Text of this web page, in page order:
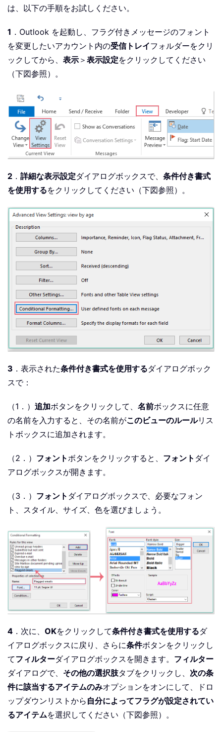
は、以下の手順をお試しください。
1 ．Outlook を起動し、フラグ付きメッセージのフォント
を変更したいアカウント内の受信トレイフォルダーをクリ
ックしてから、 表示 ＞ 表示設定をクリックしてください
（下図参照）。
2 ． 詳細な表示設定ダイアログボックスで、 条件付き書式
を使用するをクリックしてください（下図参照）。
3 ．表示された条件付き書式を使用するダイアログボック
スで：
（1．） 追加ボタンをクリックして、 名前ボックスに任意
の名前を入力すると、その名前がこのビューのルールリス
トボックスに追加されます。
（2．） フォントボタンをクリックすると、 フォント ダイ
アログボックスが開きます。
（3．） フォント ダイアログボックスで、必要なフォン
ト、スタイル、サイズ、色を選びましょう。
4 ．次に、 OKをクリックして条件付き書式を使用するダ
イアログボックスに戻り、さらに条件ボタンをクリックし
てフィルターダイアログボックスを開きます。 フィルター
ダイアログで、 その他の選択肢タブをクリックし、 次の条
件に該当するアイテムのみオプションをオンにして、ドロ
ップダウンリストから 自分によってフラグが設定されてい
るアイテムを選択してください（下図参照）。